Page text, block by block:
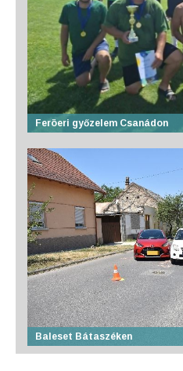
Feröeri győzelem Csanádon
Baleset Bátaszéken